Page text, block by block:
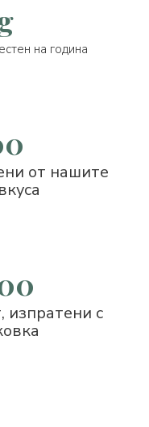
на година
от нашите
изпратени с